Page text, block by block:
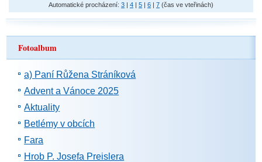
Automatické procházení: 3 | 4 | 5 | 6 | 7 (čas ve vteřinách)
Fotoalbum
a) Paní Růžena Stráníková
Advent a Vánoce 2025
Aktuality
Betlémy v obcích
Fara
Hrob P. Josefa Preislera